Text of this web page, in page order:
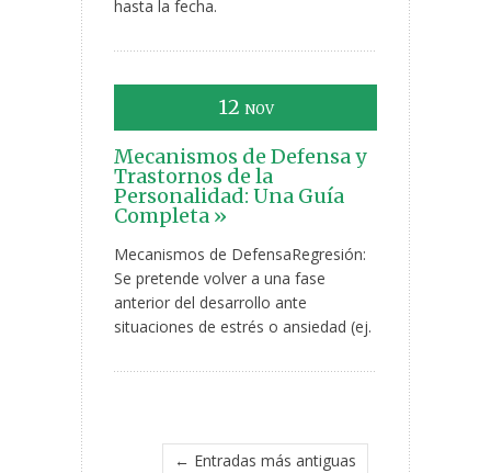
hasta la fecha.
12 NOV
Mecanismos de Defensa y
Trastornos de la
Personalidad: Una Guía
Completa »
Mecanismos de DefensaRegresión:
Se pretende volver a una fase
anterior del desarrollo ante
situaciones de estrés o ansiedad (ej.
← Entradas más antiguas